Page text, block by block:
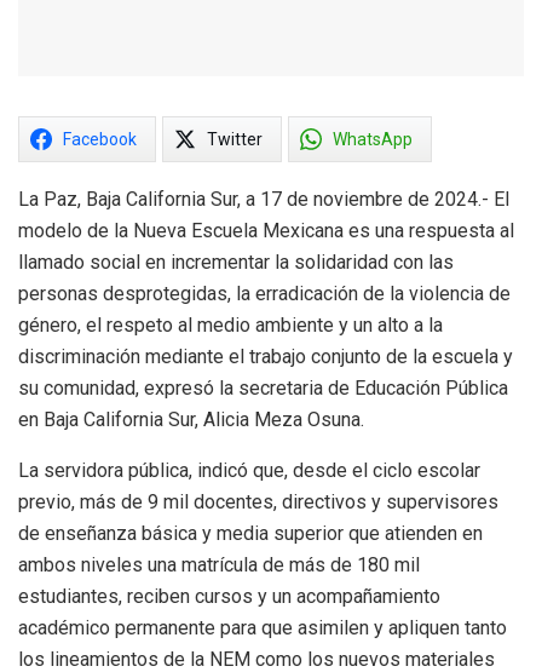
Facebook Twitter WhatsApp
La Paz, Baja California Sur, a 17 de noviembre de 2024.- El
modelo de la Nueva Escuela Mexicana es una respuesta al
llamado social en incrementar la solidaridad con las
personas desprotegidas, la erradicación de la violencia de
género, el respeto al medio ambiente y un alto a la
discriminación mediante el trabajo conjunto de la escuela y
su comunidad, expresó la secretaria de Educación Pública
en Baja California Sur, Alicia Meza Osuna.
La servidora pública, indicó que, desde el ciclo escolar
previo, más de 9 mil docentes, directivos y supervisores
de enseñanza básica y media superior que atienden en
ambos niveles una matrícula de más de 180 mil
estudiantes, reciben cursos y un acompañamiento
académico permanente para que asimilen y apliquen tanto
los lineamientos de la NEM como los nuevos materiales